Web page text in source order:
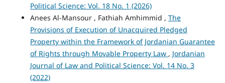
Political Science: Vol. 18 No. 1 (2026)
Anees Al-Mansour , Fathiah Amhimmid , The
Provisions of Execution of Unacquired Pledged
Property within the Framework of Jordanian Guarantee
of Rights through Movable Property Law , Jordanian
Journal of Law and Political Science: Vol. 14 No. 3
(2022)